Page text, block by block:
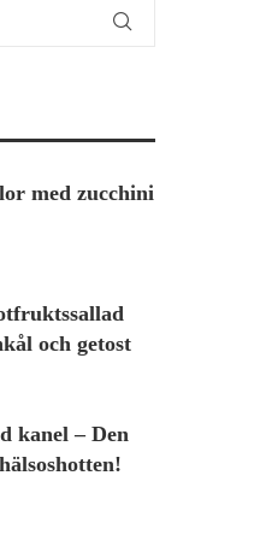
med zucchini
och getost
kanel – Den